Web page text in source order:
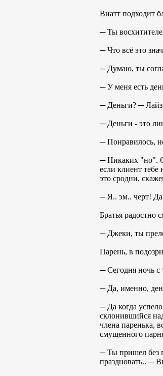
Виатт подходит
─ Ты
─ Что всё это
─ Думаю, ты
─ У меня есть
─ Деньги? ─
─ Деньги - это
─ Понравилось,
─ Никаких "но".
если клиент
это сродни,
─ Я.. эм.. черт! Да
Братья радостно
─ Джеки, ты
Парень, в
─ Сегодня ночь с
─ Да, именно,
─ Да когда
склонившийся
члена паренька,
смущенного
─ Ты пришел без
праздновать.. ─